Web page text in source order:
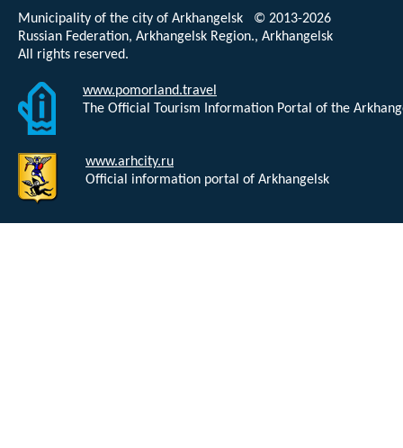
Municipality of the city of Arkhangelsk © 2013-2026
Russian Federation, Arkhangelsk Region., Arkhangelsk
All rights reserved.
www.pomorland.travel
The Official Tourism Information Portal of the
www.arhcity.ru
Official information portal of Arkhangelsk